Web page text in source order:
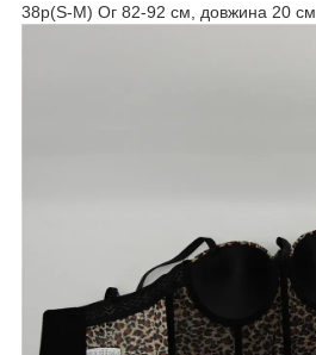
38р(S-M) Ог 82-92 см, довжина 20 см